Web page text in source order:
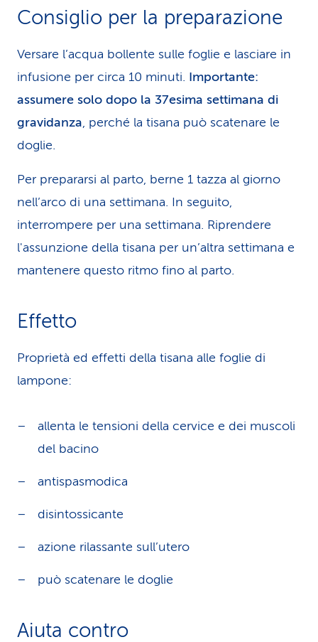
v
z
i
o
Consiglio per la preparazione
Versare l’acqua bollente sulle foglie e lasciare in
infusione per circa 10 minuti. Importante:
assumere solo dopo la 37esima settimana di
gravidanza, perché la tisana può scatenare le
doglie.
Per prepararsi al parto, berne 1 tazza al giorno
nell’arco di una settimana. In seguito,
interrompere per una settimana. Riprendere
l'assunzione della tisana per un’altra settimana e
mantenere questo ritmo fino al parto.
Effetto
Proprietà ed effetti della tisana alle foglie di
lampone:
allenta le tensioni della cervice e dei muscoli
del bacino
antispasmodica
disintossicante
azione rilassante sull’utero
può scatenare le doglie
Aiuta contro